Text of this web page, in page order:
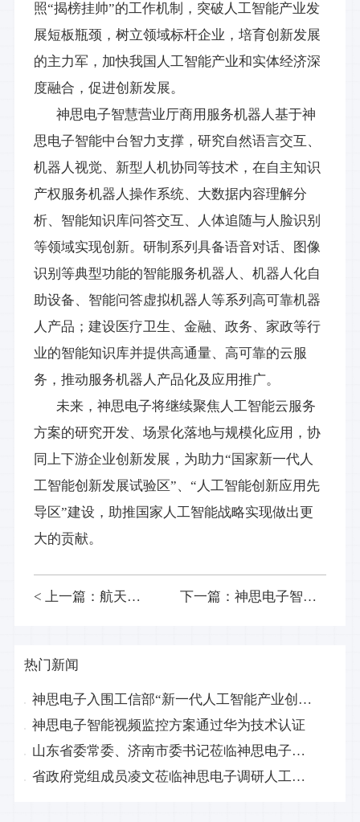
照“揭榜挂帅”的工作机制，突破人工智能产业发
展短板瓶颈，树立领域标杆企业，培育创新发展
的主力军，加快我国人工智能产业和实体经济深
度融合，促进创新发展。
神思电子智慧营业厅商用服务机器人基于神
思电子智能中台智力支撑， 研究自然语言交互、
机器人视觉、新型人机协同等技术，在自主知识
产权服务机器人操作系统、大数据内容理解分
析、智能知识库问答交互、人体追随与人脸识别
等领域实现创新。研制系列具备语音对话、图像
识别等典型功能的智能服务机器人、机器人化自
助设备、智能问答虚拟机器人等系列高可靠机器
人产品；建设医疗卫生、金融、政务、家政等行
业的智能知识库并提供高通量、高可靠的云服
务，推动服务机器人产品化及应用推广。
未来，神思电子将继续聚焦人工智能云服务
方案的研究开发、场景化落地与规模化应用，协
同上下游企业创新发展，为助力“国家新一代人
工智能创新发展试验区”、“人工智能创新应用先
导区”建设，助推国家人工智能战略实现做出更
大的贡献。
< 上一篇：航天信息股份有限公司领导莅临神思电子考察交流 下一篇：神思电子智能视频监控方案通过华为技术认证>
热门新闻
神思电子入围工信部“新一代人工智能产业创新重点任务入围揭榜单位名单”
神思电子智能视频监控方案通过华为技术认证
山东省委常委、济南市委书记莅临神思电子调研
省政府党组成员凌文莅临神思电子调研人工智能产业发展